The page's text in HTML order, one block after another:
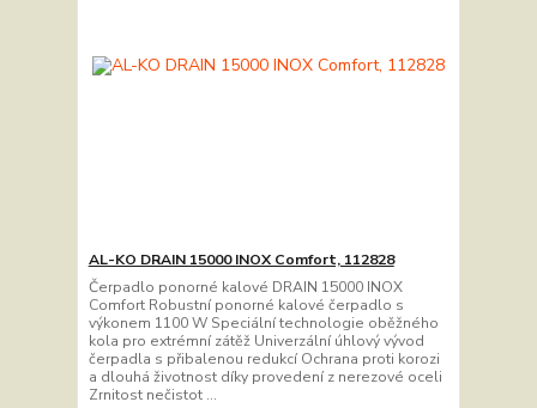
AL-KO DRAIN 15000 INOX Comfort, 112828
Čerpadlo ponorné kalové DRAIN 15000 INOX
Comfort Robustní ponorné kalové čerpadlo s
výkonem 1100 W Speciální technologie oběžného
kola pro extrémní zátěž Univerzální úhlový vývod
čerpadla s přibalenou redukcí Ochrana proti korozi
a dlouhá životnost díky provedení z nerezové oceli
Zrnitost nečistot ...